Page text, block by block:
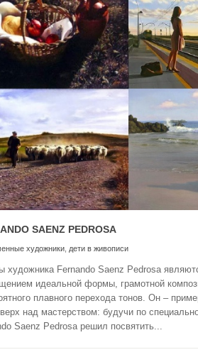
SAENZ PEDROSA
художники дети в живописи
художника Fernando Saenz Pedrosa
идеальной формы, грамотной
плавного перехода тонов. Он –
над мастерством: будучи по
Saenz Pedrosa решил посвятить...